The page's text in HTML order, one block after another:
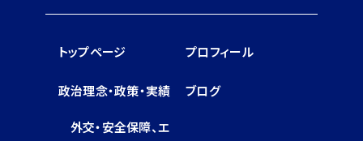
トップページ プロフィール
政治理念・政策・実績
外交・安全保障、エ
ブログ